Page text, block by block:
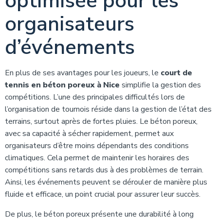
organisateurs
d’événements
En plus de ses avantages pour les joueurs, le court de
tennis en béton poreux à Nice simplifie la gestion des
compétitions. L’une des principales difficultés lors de
l’organisation de tournois réside dans la gestion de l’état des
terrains, surtout après de fortes pluies. Le béton poreux,
avec sa capacité à sécher rapidement, permet aux
organisateurs d’être moins dépendants des conditions
climatiques. Cela permet de maintenir les horaires des
compétitions sans retards dus à des problèmes de terrain.
Ainsi, les événements peuvent se dérouler de manière plus
fluide et efficace, un point crucial pour assurer leur succès.
De plus, le béton poreux présente une durabilité à long